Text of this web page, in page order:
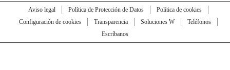
Aviso legal Política de Protección de Datos
Política de cookies
Configuración de cookies
Transparencia Soluciones W
Teléfonos
Escríbanos